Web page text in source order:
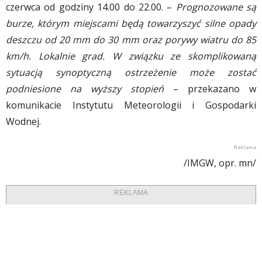
czerwca od godziny 14.00 do 22.00. – Prognozowane są
burze, którym miejscami będą towarzyszyć silne opady
deszczu od 20 mm do 30 mm oraz porywy wiatru do 85
km/h. Lokalnie grad. W związku ze skomplikowaną
sytuacją synoptyczną ostrzeżenie może zostać
podniesione na wyższy stopień – przekazano w
komunikacie Instytutu Meteorologii i Gospodarki
Wodnej.
/IMGW, opr. mn/
REKLAMA